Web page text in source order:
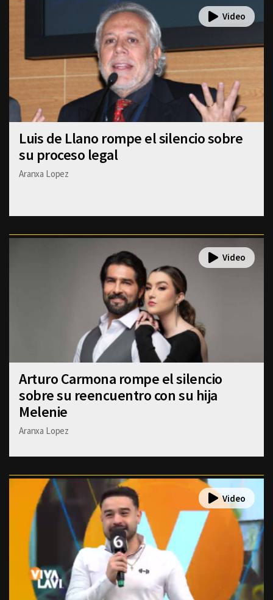
Luis de Llano rompe el silencio sobre
su proceso legal
Aranxa Lopez
Arturo Carmona rompe el silencio
sobre su reencuentro con su hija
Melenie
Aranxa Lopez